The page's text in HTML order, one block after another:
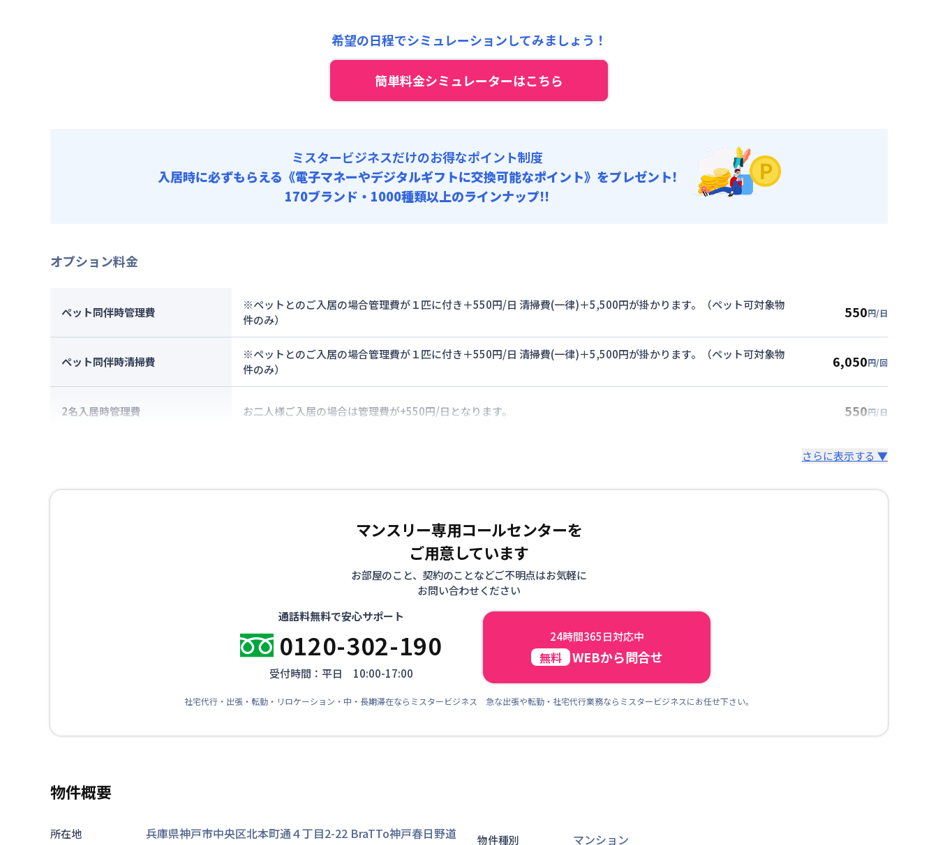
37,500円/月 (1,250円/日)
契約事務手数料 : 5,000円/回 (税抜)
15,000円/回 (税抜)
37,500円/月 (1,250円/日)
希望の日程でシミュレーションしてみましょう！
簡単料金シミュレーターはこちら
ミスタービジネスだけのお得なポイント制度
入居時に必ずもらえる 《電子マネーやデジタルギフトに交換可能なポイント》をプレゼント!
170ブランド・1000種類以上のラインナップ!!
オプション料金
ペット同伴時管理費
※ペットとのご入居の場合管理費が１匹に付き＋550円/日 清掃費(一律)＋5,500円が掛かります。（ペット可対象物
件のみ）
550円/日
ペット同伴時清掃費
※ペットとのご入居の場合管理費が１匹に付き＋550円/日 清掃費(一律)＋5,500円が掛かります。（ペット可対象物
件のみ）
6,050円/回
2名入居時管理費 お二人様ご入居の場合は管理費が+550円/日となります。 550円/日
さらに表示する ▼
マンスリー専用コールセンターを
ご用意しています
お部屋のこと、契約のことなどご不明点はお気軽に
お問い合わせください
通話料無料で安心サポート
0120-302-190
受付時間：平日 10:00-17:00
24時間365日対応中
無料 WEBから問合せ
社宅代行・出張・転勤・リロケーション・中・長期滞在ならミスタービジネス 急な出張や転勤・社宅代行業務ならミスタービジネスにお任せ下さい。
物件概要
所在地 兵庫県神戸市中央区北本町通４丁目2-22 BraTTo神戸春日野道 物件種別 マンション